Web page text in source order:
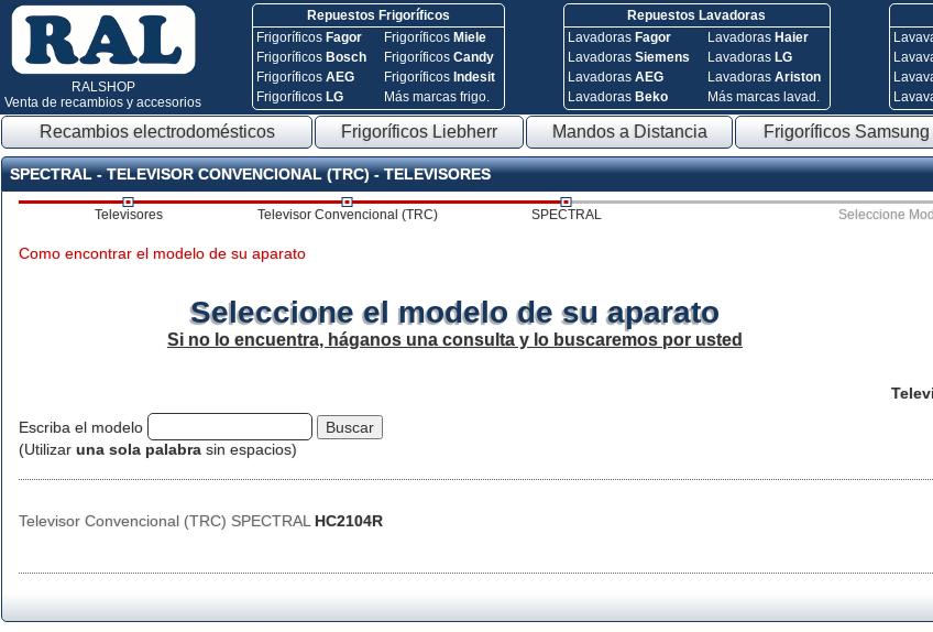
RALSHOP
Venta de recambios y accesorios
Repuestos Frigoríficos
Frigoríficos Fagor
Frigoríficos Bosch
FrigoríficosAEG
Frigoríficos LG
Frigoríficos Miele
FrigoríficosCandy
Frigoríficos Indesit
Más marcas frigo.
Repuestos Lavadoras
Lavadoras Fagor
Lavadoras Siemens
Lavadoras AEG
Lavadoras Beko
Lavadoras Haier
Lavadoras LG
Lavadoras Ariston
Más marcas lavad.
Recambios electrodomésticos Frigoríficos Liebherr Mandos a Distancia Frigoríficos Samsung
SPECTRAL - TELEVISOR CONVENCIONAL (TRC) - TELEVISORES
Televisores Televisor Convencional (TRC) SPECTRAL Seleccione
Como encontrar el modelo de su aparato
Seleccione el modelo de su aparato
Si no lo encuentra, háganos una consulta y lo buscaremos por usted
Escriba el modelo
(Utilizar una sola palabra sin espacios)
Televisor Convencional (TRC) SPECTRAL HC2104R